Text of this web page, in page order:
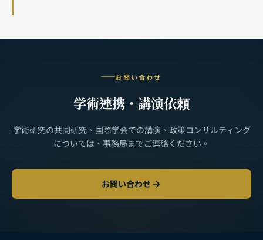
お問い合わせ
学術連携・講演依頼
学術研究の共同研究、国際学会での講演、政策コンサルティング
については、事務局までご連絡ください。
お問い合わせ